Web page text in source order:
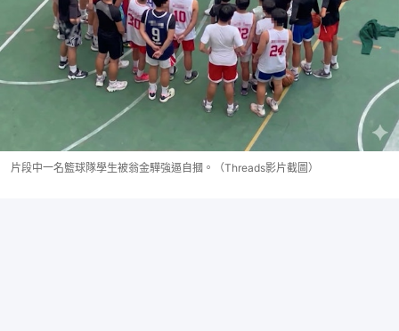
片段中一名籃球隊學生被翁金驊強逼自摑。（Threads影片截圖）